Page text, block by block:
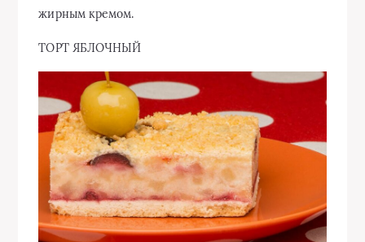
жирным кремом.
ТОРТ ЯБЛОЧНЫЙ